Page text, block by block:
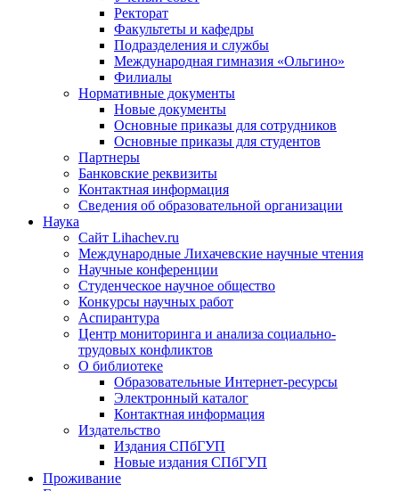
Ректорат
Факультеты и кафедры
Подразделения и службы
Международная гимназия «Ольгино»
Филиалы
Нормативные документы
Новые документы
Основные приказы для сотрудников
Основные приказы для студентов
Партнеры
Банковские реквизиты
Контактная информация
Сведения об образовательной организации
Наука
Сайт Lihachev.ru
Международные Лихачевские научные чтения
Научные конференции
Студенческое научное общество
Конкурсы научных работ
Аспирантура
Центр мониторинга и анализа социально-
трудовых конфликтов
О библиотеке
Образовательные Интернет-ресурсы
Электронный каталог
Контактная информация
Издательство
Издания СПбГУП
Новые издания СПбГУП
Проживание